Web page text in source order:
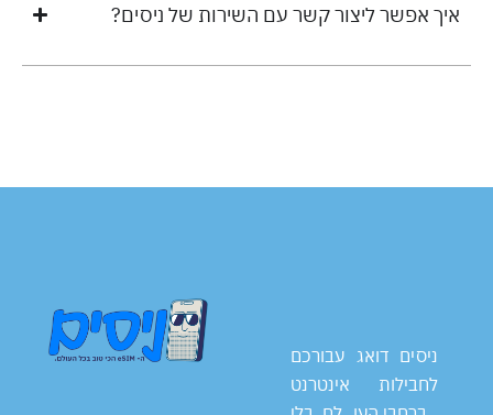
איך אפשר ליצור קשר עם השירות של ניסים?
ניסים דואג עבורכם
לחבילות אינטרנט